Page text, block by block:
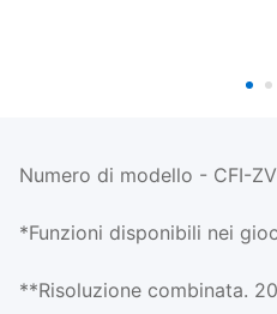
Numero di modello - CFI-
*Funzioni disponibili nei
**Risoluzione combinata.